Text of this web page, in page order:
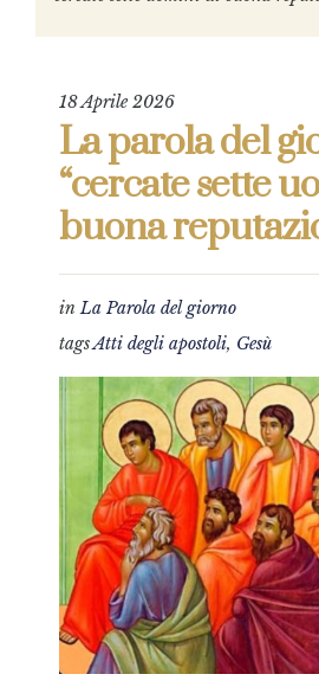
18 Aprile 2026
La parola del
“cercate sette
buona
inLa Parola del giorno
tagsAtti degli apostoli, Gesù